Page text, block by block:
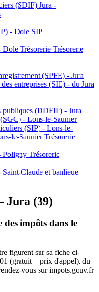
(SDIF) Jura -
- Dole SIP
Dole Trésorerie Trésorerie
(SPFE) - Jura
entreprises (SIE) - du Jura
publiques (DDFIP) - Jura
- Lons-le-Saunier
(SIP) - Lons-le-
le-Saunier Trésorerie
Poligny Trésorerie
Claude et banlieue
Jura (39)
des impôts dans le
figurent sur sa fiche ci-
(gratuit + prix d'appel), du
vous sur impots.gouv.fr